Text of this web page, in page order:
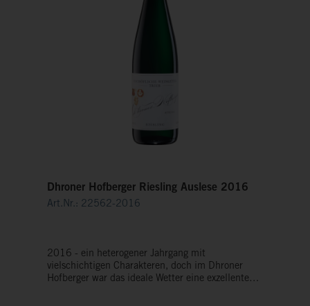
Dhroner Hofberger Riesling Auslese 2016
Art.Nr.: 22562-2016
2016 - ein heterogener Jahrgang mit
vielschichtigen Charakteren, doch im Dhroner
Hofberger war das ideale Wetter eine exzellente